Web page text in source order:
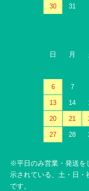
30 31
日 月
6 7
13 14
20 21
27 28
※平日のみ営業・発送を
示されている、土・日・
です。